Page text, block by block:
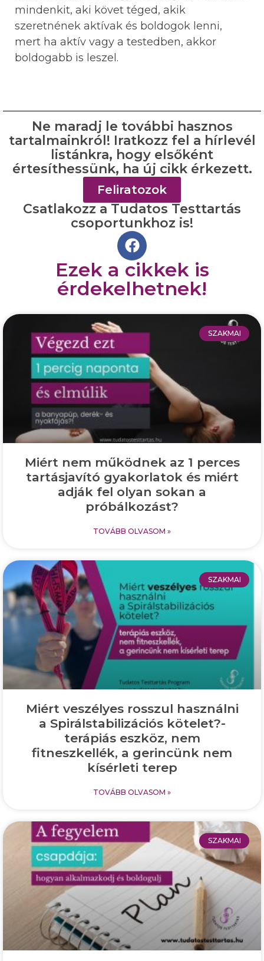
mindenkit, aki követ téged, akik
szeretnének aktívak és boldogok lenni,
mert ha aktív vagy a testedben, akkor
boldogabb is leszel.
Ne maradj le további hasznos
tartalmainkról! Iratkozz fel a hírlevél
listánkra, hogy elsőként
értesíthessünk, ha új cikk érkezett.
Feliratozok
Csatlakozz a Tudatos Testtartás
csoportunkhoz is!
Ezek a cikkek is
érdekelhetnek!
SZAKMAI
Miért nem működnek az 1 perces
tartásjavító gyakorlatok és miért
adják fel olyan sokan a
próbálkozást?
TOVÁBB OLVASOM »
SZAKMAI
Miért veszélyes rosszul használni
a Spirálstabilizációs kötelet?-
terápiás eszköz, nem
fitneszkellék, a gerincünk nem
kísérleti terep
TOVÁBB OLVASOM »
SZAKMAI